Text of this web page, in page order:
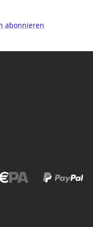
abonnieren